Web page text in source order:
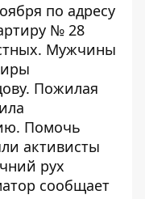
по адресу
№ 28
Мужчины
Пожилая
Помочь
активисты
рух
сообщает